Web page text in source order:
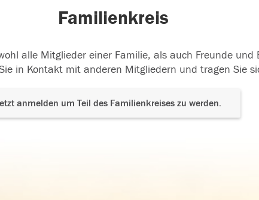
Familienkreis
alle Mitglieder einer Familie, als auch Freunde
in Kontakt mit anderen Mitgliedern und tragen Sie
anmelden um Teil des Familienkreises zu werden.